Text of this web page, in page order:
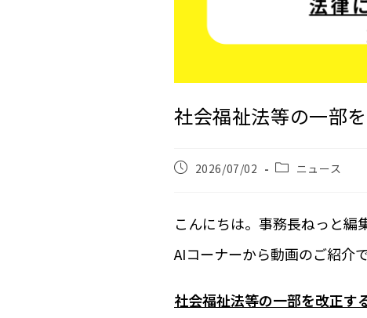
社会福祉法等の一部
2026/07/02 ニュース
こんにちは。事務長ねっと編
AIコーナーから動画のご紹介で
社会福祉法等の一部を改正す